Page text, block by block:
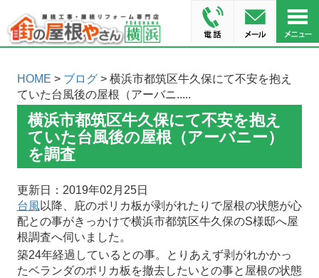
HOME > ブログ> 横浜市都筑区牛久保にて不安を抱え
ていた台風後の屋根（アーバニ.....
横浜市都筑区牛久保にて不安を抱え
ていた台風後の屋根（アーバニー）
を調査
更新日：2019年02月25日
台風以降、庇のポリカ板が剥がれたりで屋根の状態が心
配との事がきっかけで横浜市都筑区牛久保のS様邸へ屋
根調査へ伺いました。
築24年経過しているとの事。とりあえず剥がれかかっ
たベランダのポリカ板を撤去したいとの事と屋根の状態